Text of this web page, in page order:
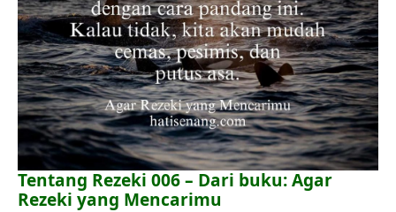
Tentang Rezeki 006 – Dari buku: Agar
Rezeki yang Mencarimu